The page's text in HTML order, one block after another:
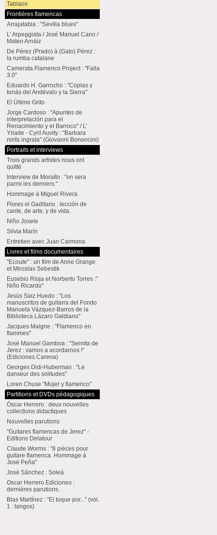
Tablaos
Frontières flamencas
Arrajatabla : "Sevilla blues"
L’ Arpeggiata / José Manuel Cano /
Mateo Arnáiz
De Pérez (Prado) à (Gato) Pérez :
la rumba catalane
Camerata Flamenco Project : "Falla
3.0"
Eduardo H. Garrocho : "Coplas y
tonás del Andévalo y la Sierra"
El Último Grito
Jorge Cardoso : "Apuntes de
interpretación para el
Renacimiento y el Barroco" / L’
Yriade - Cyril Auvity : "Barbara
ninfa ingrata" (Giovanni Bononcini)
Portraits et interviews
Trois grands artistes nous ont
quitté
Interview de Moraíto : "on sera
parmi les derniers."
Hommage à Miguel Rivera
Flores el Gaditano : lección de
cante, de arte, y de vida.
Niño Josele
Silvia Marín
Entretien avec Juan Carmona
Livres et films documentaires
"Ecoute" : un film de Anne Grange
et Miroslav Sebestik
Eusebio Rioja et Norberto Torres :"
Niño Ricardo"
Jesús Saiz Huedo : "Los
manuscritos de guitarra del Fondo
Manuela Vázquez-Barros de la
Biblioteca Lázaro Galdiano"
Jacques Maigne : "Flamenco en
flammes"
José Manuel Gamboa : "Sernita de
Jerez : vamos a acordarnos !"
(Ediciones Carena)
Georges Didi-Huberman : "Le
danseur des solitudes"
Loren Chuse "Mujer y flamenco"
Partitions et DVDs pédagogiques
Óscar Herrero : deux nouvelles
collections didactiques
Nouvelles parutions
"Guitares flamencas de Jerez" -
Editions Delatour
Claude Worms : "8 pièces pour
guitare flamenca. Hommage à
José Peña"
José Sánchez : Soleá
Oscar Herrero Ediciones :
dernières parutions.
Blas Martínez : "El toque por..." (vol.
1 : tangos)